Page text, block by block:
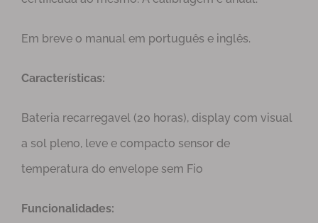
Em breve o manual em português e inglês.
Características:
Bateria recarregavel (20 horas), display com visual
a sol pleno, leve e compacto sensor de
temperatura do envelope sem Fio
Funcionalidades: